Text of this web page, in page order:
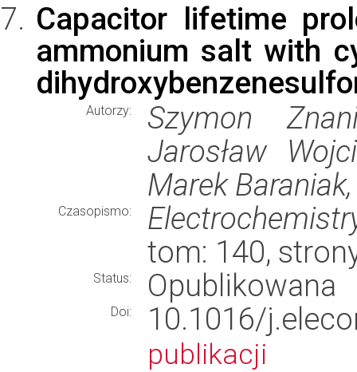
Capacitor lifetime
ammonium salt with
Autorzy:
Szymon
Jarosław
Marek
Czasopismo:
tom: 140,
Status: Opublikowana
Doi: 10.1016/
publikacji